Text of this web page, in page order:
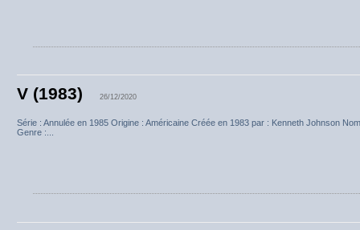
V (1983) 26/12/2020
Série : Annulée en 1985 Origine : Américaine Créée en 1983 par : Kenneth Johnson
Genre :...